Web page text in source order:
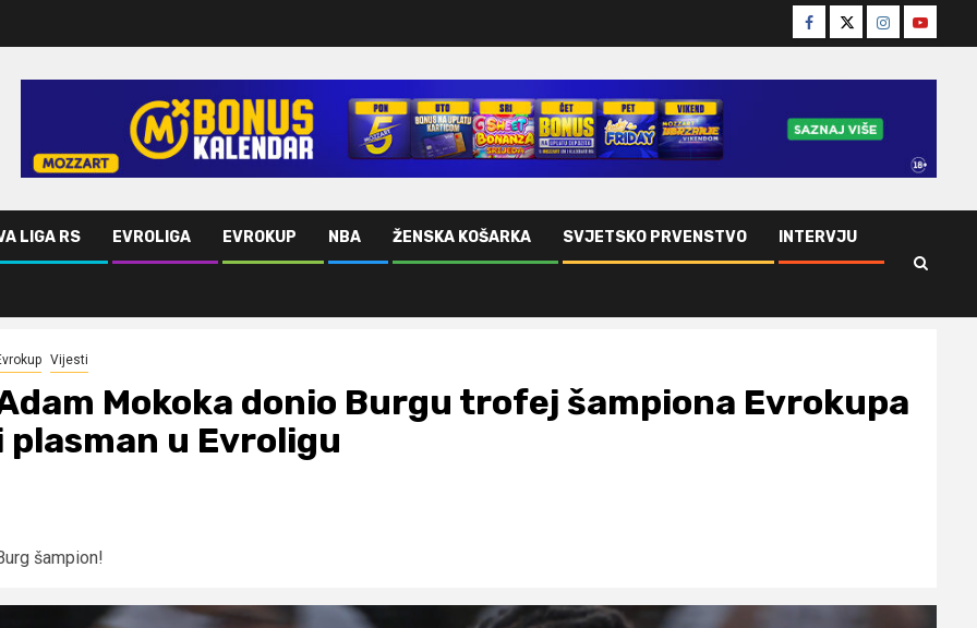
Facebook
TwitterInstagram
Youtube
LIGA RS EVROLIGA EVROKUP NBA ŽENSKA KOŠARKA SVJETSKO PRVENSTVO INTERVJU
Vijesti
Mokoka donio Burgu trofej šampiona Evrokupa
plasman u Evroligu
šampion!